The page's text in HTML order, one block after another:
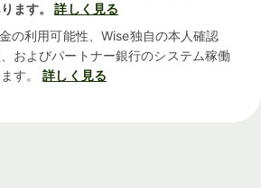
ます。
詳しく見る
の利用可能性、Wise独自の本人確認
およびパートナー銀行のシステム稼働
す。
詳しく見る